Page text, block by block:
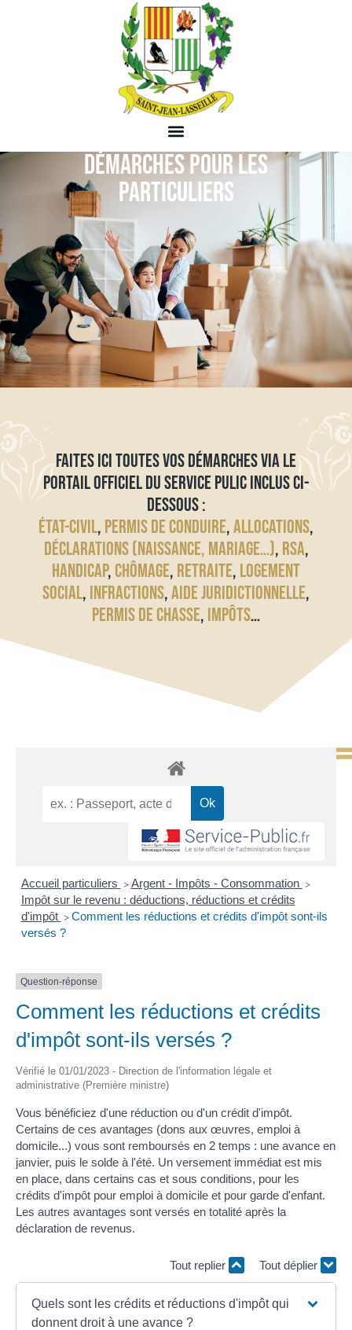
DÉMARCHES POUR LES
PARTICULIERS
FAITES ICI TOUTES VOS DÉMARCHES VIA LE
PORTAIL OFFICIEL DU SERVICE PULIC INCLUS CI-
DESSOUS :
ÉTAT-CIVIL, PERMIS DE CONDUIRE,ALLOCATIONS,
DÉCLARATIONS (NAISSANCE, MARIAGE…), RSA,
HANDICAP, CHÔMAGE, RETRAITE, LOGEMENT
SOCIAL, INFRACTIONS,AIDE JURIDICTIONNELLE,
PERMIS DE CHASSE, IMPÔTS…
Accueil particuliers > Argent - Impôts - Consommation >
Impôt sur le revenu : déductions, réductions et crédits
d'impôt > Comment les réductions et crédits d'impôt sont-ils
versés ?
Question-réponse
Comment les réductions et crédits
d'impôt sont-ils versés ?
Vérifié le 01/01/2023 - Direction de l'information légale et
administrative (Première ministre)
Vous bénéficiez d'une réduction ou d'un crédit d'impôt.
Certains de ces avantages (dons aux œuvres, emploi à
domicile...) vous sont remboursés en 2 temps : une avance en
janvier, puis le solde à l'été. Un versement immédiat est mis
en place, dans certains cas et sous conditions, pour les
crédits d'impôt pour emploi à domicile et pour garde d'enfant.
Les autres avantages sont versés en totalité après la
déclaration de revenus.
Tout replier Tout déplier
Quels sont les crédits et réductions d'impôt qui
donnent droit à une avance ?